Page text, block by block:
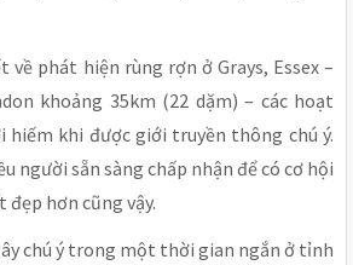
phát hiện rùng rợn ở Grays, Essex –
khoảng 35km (22 dặm) – các hoạt
hiếm khi được giới truyền thông chú ý.
người sẵn sàng chấp nhận để có cơ hội
hơn cũng vậy.
chú ý trong một thời gian ngắn ở tỉnh